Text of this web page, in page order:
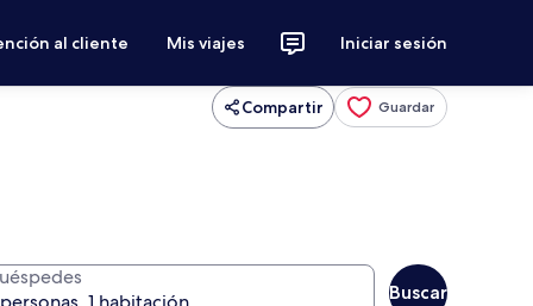
al cliente Mis viajes Iniciar sesión
Compartir Guardar
Buscar